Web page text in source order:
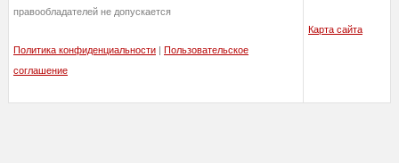
правообладателей не допускается
Политика конфиденциальности | Пользовательское
соглашение
Карта сайта